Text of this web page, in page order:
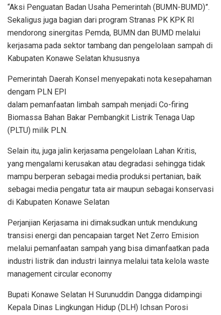
“Aksi Penguatan Badan Usaha Pemerintah (BUMN-BUMD)”.
Sekaligus juga bagian dari program Stranas PK KPK RI
mendorong sinergitas Pemda, BUMN dan BUMD melalui
kerjasama pada sektor tambang dan pengelolaan sampah di
Kabupaten Konawe Selatan khususnya
Pemerintah Daerah Konsel menyepakati nota kesepahaman
dengam PLN EPI
dalam pemanfaatan limbah sampah menjadi Co-firing
Biomassa Bahan Bakar Pembangkit Listrik Tenaga Uap
(PLTU) milik PLN.
Selain itu, juga jalin kerjasama pengelolaan Lahan Kritis,
yang mengalami kerusakan atau degradasi sehingga tidak
mampu berperan sebagai media produksi pertanian, baik
sebagai media pengatur tata air maupun sebagai konservasi
di Kabupaten Konawe Selatan
Perjanjian Kerjasama ini dimaksudkan untuk mendukung
transisi energi dan pencapaian target Net Zerro Emision
melalui pemanfaatan sampah yang bisa dimanfaatkan pada
industri listrik dan industri lainnya melalui tata kelola waste
management circular economy
Bupati Konawe Selatan H Surunuddin Dangga didampingi
Kepala Dinas Lingkungan Hidup (DLH) Ichsan Porosi